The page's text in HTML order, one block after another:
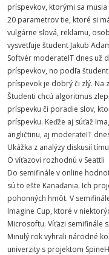
príspevkov, ktorými sa
20 parametrov tie, ktoré si
vulgárne slová, reklamu,
vysvetľuje študent Jakub
Softvér moderateIT dnes už
príspevkov, no podľa
príspevok je dobrý či zlý. Na
Študenti chcú algoritmus
príspevku či poradie slov,
príspevku. Keďže aj súťaž
angličtinu, aj moderateIT
Ukážka z analýzy diskusií
O víťazovi rozhodnú v Seattli
Do semifinále v online
sú to ešte Kanaďania. Ich
pohonných hmôt. V
Imagine Cup, ktoré v
Microsoftu. Víťazi semifinále
Minulý rok vyhrali národné
univerzity s projektom